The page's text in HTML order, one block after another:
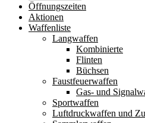
Öffnungszeiten
Aktionen
Waffenliste
Langwaffen
Kombinierte
Flinten
Büchsen
Faustfeuerwaffen
Gas- und
Sportwaffen
Luftdruckwaffen und